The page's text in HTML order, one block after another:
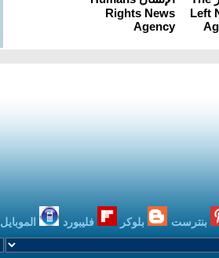
بنترست بلوكر فليبورد الموبايل